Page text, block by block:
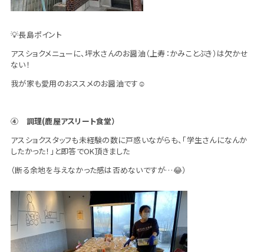
💡長島ポイント
アスショクメニューに、坪水さんのお醤油（上寿：かみことぶき）は欠かせ
ない！
我が家も愛用のおススメのお醤油です☺
④ 調理(鹿屋アスリート食堂）
アスショクスタッフも未経験の数に戸惑いながらも、「学生さんになんか
したかった！」と即答でOK頂きました
（断る余地を与えなかった感は否めないですが…😂）